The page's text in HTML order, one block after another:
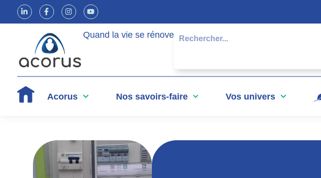
Quand la vie se rénove
Acorus Nos savoirs-faire Vos univers